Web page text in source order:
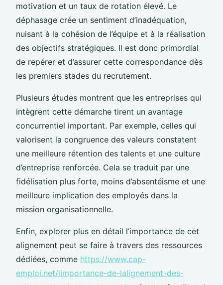
motivation et un taux de rotation élevé. Le
déphasage crée un sentiment d’inadéquation,
nuisant à la cohésion de l’équipe et à la réalisation
des objectifs stratégiques. Il est donc primordial
de repérer et d’assurer cette correspondance dès
les premiers stades du recrutement.
Plusieurs études montrent que les entreprises qui
intègrent cette démarche tirent un avantage
concurrentiel important. Par exemple, celles qui
valorisent la congruence des valeurs constatent
une meilleure rétention des talents et une culture
d’entreprise renforcée. Cela se traduit par une
fidélisation plus forte, moins d’absentéisme et une
meilleure implication des employés dans la
mission organisationnelle.
Enfin, explorer plus en détail l’importance de cet
alignement peut se faire à travers des ressources
dédiées, comme https://www.cap-
emploi.net/limportance-de-lalignement-des-